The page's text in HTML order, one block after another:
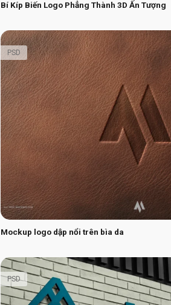
Bí Kíp Biến Logo Phẳng Thành 3D Ấn Tượng
Mockup logo dập nổi trên bìa da
PSD
PSD